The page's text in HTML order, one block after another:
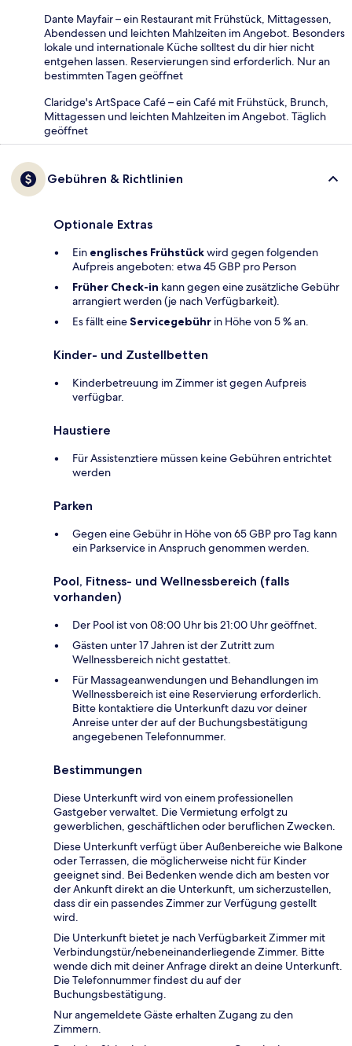
Dante Mayfair – ein Restaurant mit Frühstück, Mittagessen,
Abendessen und leichten Mahlzeiten im Angebot. Besonders
lokale und internationale Küche solltest du dir hier nicht
entgehen lassen. Reservierungen sind erforderlich. Nur an
bestimmten Tagen geöffnet
Claridge's ArtSpace Café – ein Café mit Frühstück, Brunch,
Mittagessen und leichten Mahlzeiten im Angebot. Täglich
geöffnet
Gebühren & Richtlinien
Optionale Extras
Ein englisches Frühstückwird gegen folgenden
Aufpreis angeboten: etwa 45 GBP pro Person
Früher Check-in kann gegen eine zusätzliche Gebühr
arrangiert werden (je nach Verfügbarkeit).
Es fällt eineServicegebühr in Höhe von 5 % an.
Kinder- und Zustellbetten
Kinderbetreuung im Zimmer ist gegen Aufpreis
verfügbar.
Haustiere
Für Assistenztiere müssen keine Gebühren entrichtet
werden
Parken
Gegen eine Gebühr in Höhe von 65 GBP pro Tag kann
ein Parkservice in Anspruch genommen werden.
Pool, Fitness- und Wellnessbereich (falls
vorhanden)
Der Pool ist von 08:00 Uhr bis 21:00 Uhr geöffnet.
Gästen unter 17 Jahren ist der Zutritt zum
Wellnessbereich nicht gestattet.
Für Massageanwendungen und Behandlungen im
Wellnessbereich ist eine Reservierung erforderlich.
Bitte kontaktiere die Unterkunft dazu vor deiner
Anreise unter der auf der Buchungsbestätigung
angegebenen Telefonnummer.
Bestimmungen
Diese Unterkunft wird von einem professionellen
Gastgeber verwaltet. Die Vermietung erfolgt zu
gewerblichen, geschäftlichen oder beruflichen Zwecken.
Diese Unterkunft verfügt über Außenbereiche wie Balkone
oder Terrassen, die möglicherweise nicht für Kinder
geeignet sind. Bei Bedenken wende dich am besten vor
der Ankunft direkt an die Unterkunft, um sicherzustellen,
dass dir ein passendes Zimmer zur Verfügung gestellt
wird.
Die Unterkunft bietet je nach Verfügbarkeit Zimmer mit
Verbindungstür/nebeneinanderliegende Zimmer. Bitte
wende dich mit deiner Anfrage direkt an deine Unterkunft.
Die Telefonnummer findest du auf der
Buchungsbestätigung.
Nur angemeldete Gäste erhalten Zugang zu den
Zimmern.